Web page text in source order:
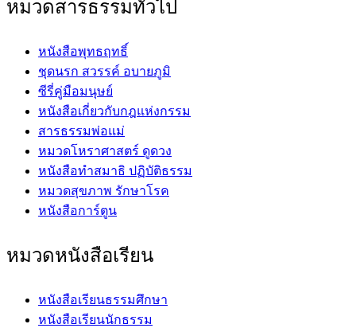
หมวดสารธรรมทั่วไป
หนังสือพุทธฤทธิ์
ชุดนรก สวรรค์ อบายภูมิ
ซีรี่คู่มือมนุษย์
หนังสือเกี่ยวกับกฎแห่งกรรม
สารธรรมพ่อแม่
หมวดโหราศาสตร์ ดูดวง
หนังสือทำสมาธิ ปฏิบัติธรรม
หมวดสุขภาพ รักษาโรค
หนังสือการ์ตูน
หมวดหนังสือเรียน
หนังสือเรียนธรรมศึกษา
หนังสือเรียนนักธรรม